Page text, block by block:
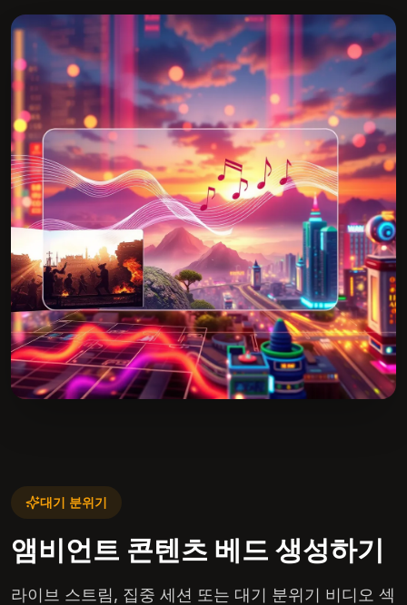
대기 분위기
앰비언트 콘텐츠 베드 생성하기
라이브 스트림, 집중 세션 또는 대기 분위기 비디오 섹